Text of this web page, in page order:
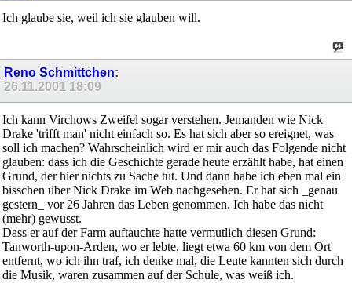
Ich glaube sie, weil ich sie glauben will.
Reno Schmittchen:
26.11.2001 18:09
Ich kann Virchows Zweifel sogar verstehen. Jemanden wie Nick
Drake 'trifft man' nicht einfach so. Es hat sich aber so ereignet, was
soll ich machen? Wahrscheinlich wird er mir auch das Folgende nicht
glauben: dass ich die Geschichte gerade heute erzählt habe, hat einen
Grund, der hier nichts zu Sache tut. Und dann habe ich eben mal ein
bisschen über Nick Drake im Web nachgesehen. Er hat sich _genau
gestern_ vor 26 Jahren das Leben genommen. Ich habe das nicht
(mehr) gewusst.
Dass er auf der Farm auftauchte hatte vermutlich diesen Grund:
Tanworth-upon-Arden, wo er lebte, liegt etwa 60 km von dem Ort
entfernt, wo ich ihn traf, ich denke mal, die Leute kannten sich durch
die Musik, waren zusammen auf der Schule, was weiß ich.